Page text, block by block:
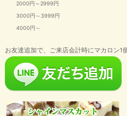
2000円～2999円
3000円～3999円
4000円～
お友達追加で、ご来店会計時にマカロン1